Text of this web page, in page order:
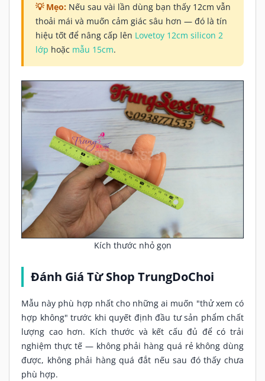
Nếu sau vài lần dùng bạn thấy 12cm vẫn
thoải mái và muốn cảm giác sâu hơn — đó là tín
hiệu tốt để nâng cấp lên Lovetoy 12cm silicon 2
lớp hoặc mẫu 15cm.
Kích thước nhỏ gọn
Đánh Giá Từ Shop TrungDoChoi
Mẫu này phù hợp nhất cho những ai muốn "thử xem có
hợp không" trước khi quyết định đầu tư sản phẩm chất
lượng cao hơn. Kích thước và kết cấu đủ để có trải
nghiệm thực tế — không phải hàng quá rẻ không dùng
được, không phải hàng quá đắt nếu sau đó thấy chưa
phù hợp.